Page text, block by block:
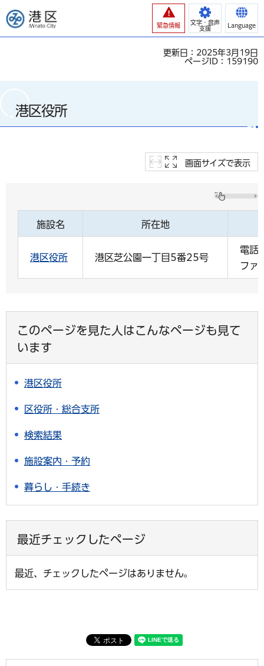
港区
緊急情報
文字・音声
支援
Language
更新日：2025年3月19日
ページID：159190
港区役所
画面サイズで表示
施設名 所在地
港区役所 港区芝公園一丁目5番25号
電話
フ
このページを見た人はこんなページも見て
います
港区役所
区役所・総合支所
検索結果
施設案内・予約
暮らし・手続き
最近チェックしたページ
最近、チェックしたページはありません。